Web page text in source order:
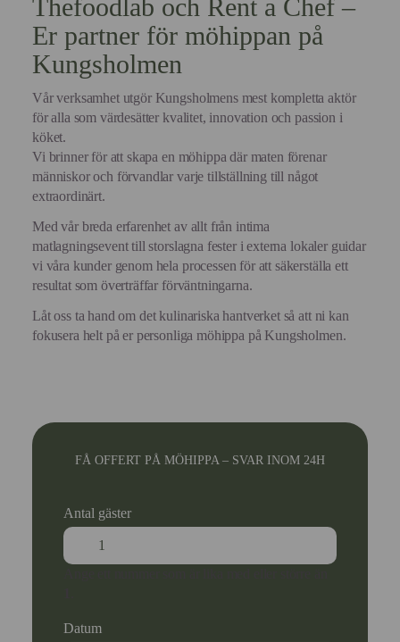
Thefoodlab och Rent a Chef –
Er partner för möhippan på
Kungsholmen
Vår verksamhet utgör Kungsholmens mest kompletta aktör
för alla som värdesätter kvalitet, innovation och passion i
köket.
Vi brinner för att skapa en möhippa där maten förenar
människor och förvandlar varje tillställning till något
extraordinärt.
Med vår breda erfarenhet av allt från intima
matlagningsevent till storslagna fester i externa lokaler guidar
vi våra kunder genom hela processen för att säkerställa ett
resultat som överträffar förväntningarna.
Låt oss ta hand om det kulinariska hantverket så att ni kan
fokusera helt på er personliga möhippa på Kungsholmen.
FÅ OFFERT PÅ MÖHIPPA – SVAR INOM 24H
Antal gäster
Datum